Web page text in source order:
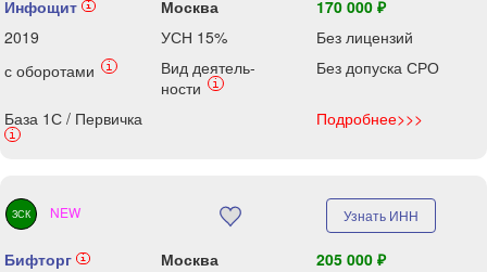
Инфощит i Москва
170 000 ₽
2019
УСН 15%
Без лицензий
с оборотами
i
Вид деятель-
ности
i
Без допуска СРО
База 1С / Первичка
i
Подробнее>>>
ЗСК NEW Узнать ИНН
Бифторг i Москва
205 000 ₽